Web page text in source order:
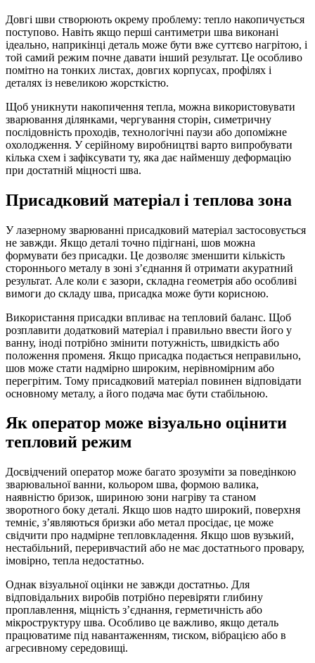
Довгі шви створюють окрему проблему: тепло накопичується
поступово. Навіть якщо перші сантиметри шва виконані
ідеально, наприкінці деталь може бути вже суттєво нагрітою, і
той самий режим почне давати інший результат. Це особливо
помітно на тонких листах, довгих корпусах, профілях і
деталях із невеликою жорсткістю.
Щоб уникнути накопичення тепла, можна використовувати
зварювання ділянками, чергування сторін, симетричну
послідовність проходів, технологічні паузи або допоміжне
охолодження. У серійному виробництві варто випробувати
кілька схем і зафіксувати ту, яка дає найменшу деформацію
при достатній міцності шва.
Присадковий матеріал і теплова зона
У лазерному зварюванні присадковий матеріал застосовується
не завжди. Якщо деталі точно підігнані, шов можна
формувати без присадки. Це дозволяє зменшити кількість
стороннього металу в зоні з’єднання й отримати акуратний
результат. Але коли є зазори, складна геометрія або особливі
вимоги до складу шва, присадка може бути корисною.
Використання присадки впливає на тепловий баланс. Щоб
розплавити додатковий матеріал і правильно ввести його у
ванну, іноді потрібно змінити потужність, швидкість або
положення променя. Якщо присадка подається неправильно,
шов може стати надмірно широким, нерівномірним або
перегрітим. Тому присадковий матеріал повинен відповідати
основному металу, а його подача має бути стабільною.
Як оператор може візуально оцінити
тепловий режим
Досвідчений оператор може багато зрозуміти за поведінкою
зварювальної ванни, кольором шва, формою валика,
наявністю бризок, шириною зони нагріву та станом
зворотного боку деталі. Якщо шов надто широкий, поверхня
темніє, з’являються бризки або метал просідає, це може
свідчити про надмірне тепловкладення. Якщо шов вузький,
нестабільний, переривчастий або не має достатнього провару,
імовірно, тепла недостатньо.
Однак візуальної оцінки не завжди достатньо. Для
відповідальних виробів потрібно перевіряти глибину
проплавлення, міцність з’єднання, герметичність або
мікроструктуру шва. Особливо це важливо, якщо деталь
працюватиме під навантаженням, тиском, вібрацією або в
агресивному середовищі.